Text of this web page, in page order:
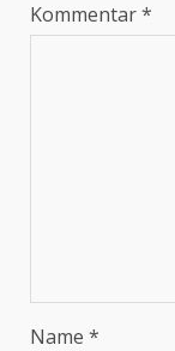
Kommentar*
Name *